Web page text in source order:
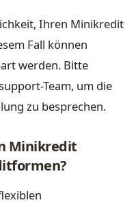
Ihren Minikredit
Fall können
werden. Bitte
Team, um die
zu besprechen.
Minikredit